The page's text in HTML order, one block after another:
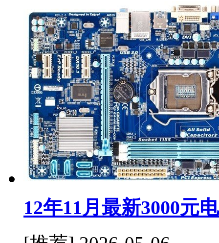
12年11月最新3000元